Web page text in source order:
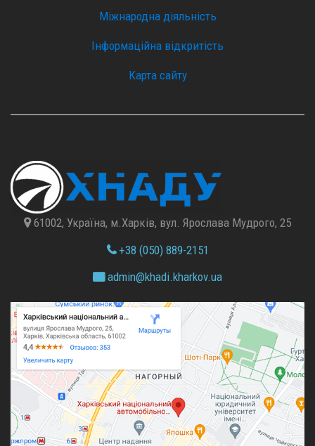
Міжнародна діяльність
Інформаційна відкритість
Карта сайту
61002, Україна, м.Харків, вул. Ярослава Мудрого, 25
+38 (050) 889-2151
admin@khadi.kharkov.ua